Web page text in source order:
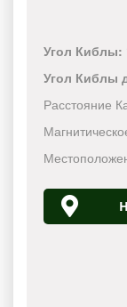
Угол Киблы:
Угол Киблы
Расстояние